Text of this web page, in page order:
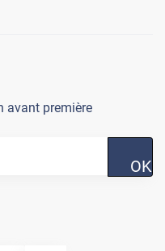
avant première
OK